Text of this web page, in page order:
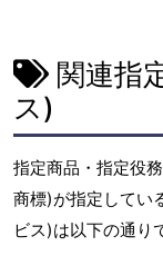
関連指
ス)
指定商品・指定役
商標)が指定してい
ビス)は以下の通り